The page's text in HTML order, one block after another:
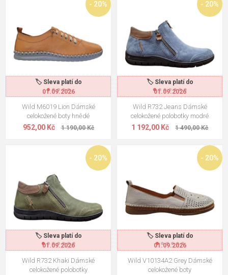
🏷️ Sleva platí do
01.09.2026
- 20%
Wild M6019 Lion Dámské
celokožené boty hnědé
952,00 Kč 1 190,00 Kč
🏷️ Sleva platí do
01.09.2026
- 20%
Wild R732 Jeans Dámské
celokožené polobotky modré
1 192,00 Kč 1 490,00 Kč
🏷️ Sleva platí do
01.09.2026
- 20%
Wild R732 Khaki Dámské
celokožené polobotky
🏷️ Sleva platí do
01.09.2026
- 20%
Wild V10134A2 Grey Dámské
celokožené boty